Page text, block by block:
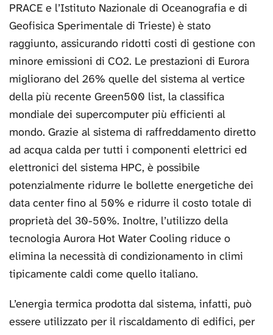
PRACE e l’Istituto Nazionale di Oceanografia e di
Geofisica Sperimentale di Trieste) è stato
raggiunto, assicurando ridotti costi di gestione con
minore emissioni di CO2. Le prestazioni di Eurora
migliorano del 26% quelle del sistema al vertice
della più recente Green500 list, la classifica
mondiale dei supercomputer più efficienti al
mondo. Grazie al sistema di raffreddamento diretto
ad acqua calda per tutti i componenti elettrici ed
elettronici del sistema HPC, è possibile
potenzialmente ridurre le bollette energetiche dei
data center fino al 50% e ridurre il costo totale di
proprietà del 30-50%. Inoltre, l’utilizzo della
tecnologia Aurora Hot Water Cooling riduce o
elimina la necessità di condizionamento in climi
tipicamente caldi come quello italiano.
L’energia termica prodotta dal sistema, infatti, può
essere utilizzato per il riscaldamento di edifici, per